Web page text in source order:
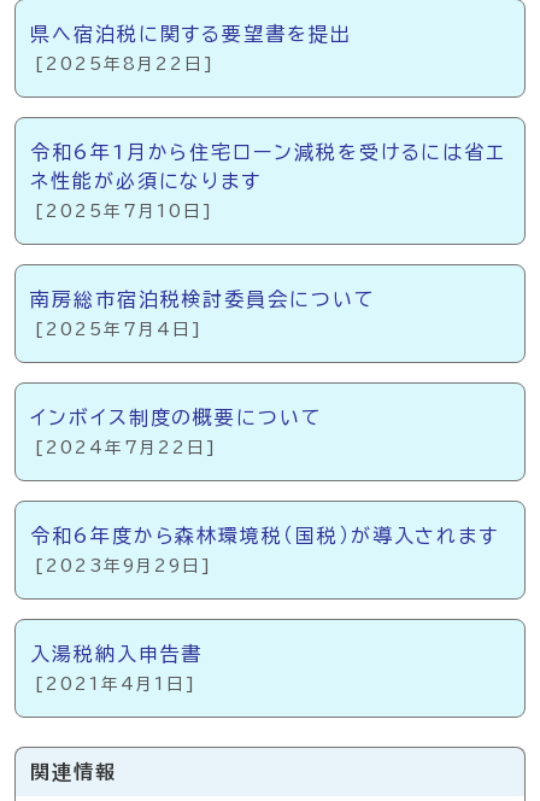
県へ宿泊税に関する要望書を提出
[2025年8月22日]
令和6年1月から住宅ローン減税を受けるには省エ
ネ性能が必須になります
[2025年7月10日]
南房総市宿泊税検討委員会について
[2025年7月4日]
インボイス制度の概要について
[2024年7月22日]
令和6年度から森林環境税（国税）が導入されます
[2023年9月29日]
入湯税納入申告書
[2021年4月1日]
関連情報